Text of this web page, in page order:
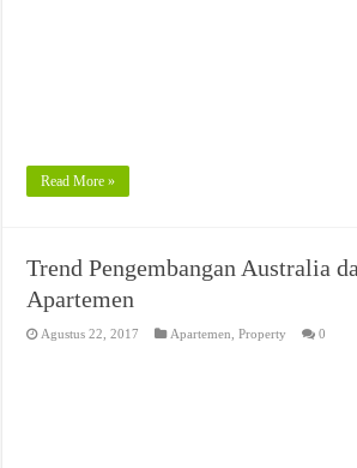
Read More »
Trend Pengembangan Australia
Apartemen
Agustus 22, 2017 Apartemen ,Property 0